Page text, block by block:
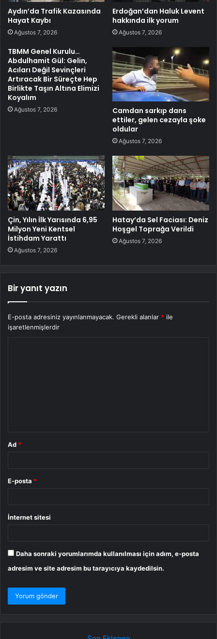
Aydın’da Trafik Kazasında
Hayat Kaybı
Ağustos 7, 2026
Erdoğan’dan Haluk Levent
hakkında ilk yorum
Ağustos 7, 2026
TBMM Genel Kurulu…
Abdulhamit Gül: Gelin,
Acıları Değil Sevinçleri
Artıracak Bir Süreçte Hep
Birlikte Taşın Altına Elimizi
Koyalım
Ağustos 7, 2026
Camdan sarkıp dans
ettiler, gelen cezayla şoke
oldular
Ağustos 7, 2026
Çin, Yılın İlk Yarısında 6,95
Milyon Yeni Kentsel
İstihdam Yarattı
Ağustos 7, 2026
Hatay’da Sel Faciası: Deniz
Hoşgel Toprağa Verildi
Ağustos 7, 2026
Bir yanıt yazın
E-posta adresiniz yayınlanmayacak. Gerekli alanlar * ile
işaretlenmişlerdir
Ad *
E-posta *
İnternet sitesi
Daha sonraki yorumlarımda kullanılması için adım, e-posta
adresim ve site adresim bu tarayıcıya kaydedilsin.